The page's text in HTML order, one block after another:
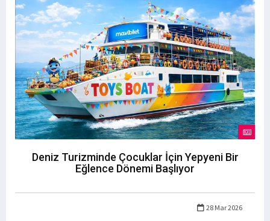
Deniz Turizminde Çocuklar İçin Yepyeni Bir
Eğlence Dönemi Başlıyor
28 Mar 2026